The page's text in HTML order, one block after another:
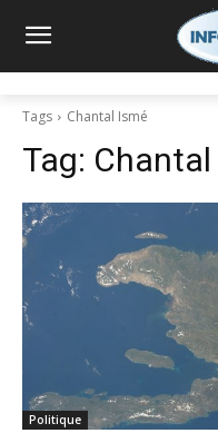
Tags Chantal Ismé
Tag:
Politique